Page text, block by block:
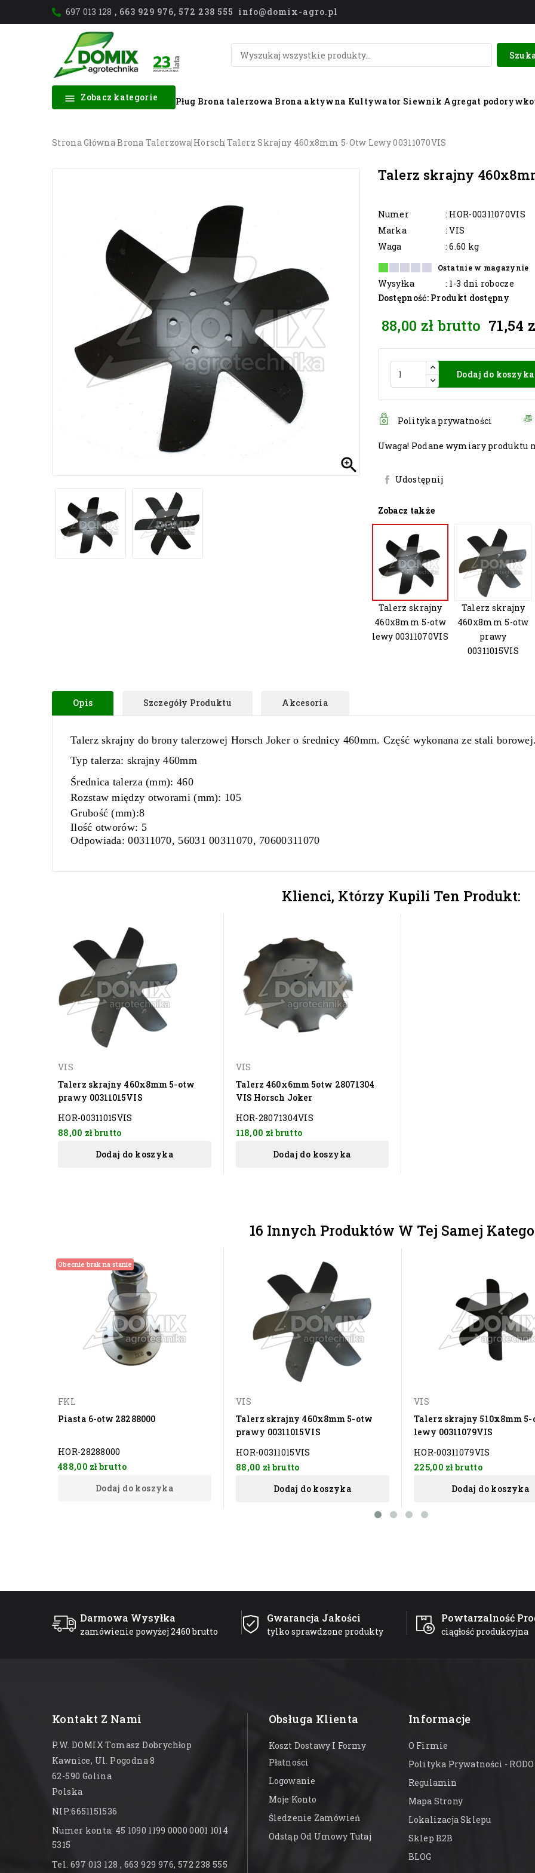
697 013 128 , 663 929 976, 572 238 555 info@domix-agro.pl
 Zobacz kategorie Pług Brona talerzowa Brona aktywna Kultywator Siewnik Agregat
Strona GłównaBrona Talerzowa HorschTalerz Skrajny 460x8mm 5-Otw Lewy 00311070VIS

Talerz skrajny
Numer
: HOR-00311070VIS
Marka
: VIS
Waga
: 6.60 kg
Ostatnie w magazynie
Wysyłka
: 1-3 dni robocze
Dostępność: Produkt dostępny
88,00 zł brutto 71,54
Dodaj do koszyka
Polityka prywatności
Uwaga! Podane wymiary produktu
Zobacz także
Talerz skrajny
460x8mm 5-otw
lewy 00311070VIS
Talerz skrajny
460x8mm 5-otw
prawy
00311015VIS
Udostępnij
Opis Szczegóły Produktu Akcesoria
Talerz skrajny do brony talerzowej Horsch Joker o średnicy 460mm. Część wykonana ze stali
Typ talerza: skrajny 460mm
Średnica talerza (mm): 460
Rozstaw między otworami (mm): 105
Grubość (mm):8
Ilość otworów: 5
Odpowiada: 00311070, 56031 00311070, 70600311070
Klienci, Którzy Kupili Ten Produkt:
VIS
Talerz skrajny 460x8mm 5-otw
prawy 00311015VIS
HOR-00311015VIS
88,00 złbrutto
Dodaj do koszyka
VIS
Talerz 460x6mm 5otw 28071304
VIS Horsch Joker
HOR-28071304VIS
118,00 złbrutto
Dodaj do koszyka
16 Innych Produktów W Tej Samej
Obecnie brak na stanie
FKL
Piasta 6-otw 28288000
HOR-28288000
488,00 złbrutto
Dodaj do koszyka
VIS
Talerz skrajny 460x8mm 5-otw
prawy 00311015VIS
HOR-00311015VIS
88,00 złbrutto
Dodaj do koszyka
VIS
Talerz skrajny 510x8mm
lewy 00311079VIS
HOR-00311079VIS
225,00 złbrutto
Dodaj do koszyka
Darmowa Wysyłka
zamówienie powyżej 2460 brutto
Gwarancja Jakości
tylko sprawdzone produkty
Powtarzalność
ciągłość produkcyjna
Kontakt Z Nami
P.W. DOMIX Tomasz Dobrychłop
Kawnice, Ul. Pogodna 8
62-590 Golina
Polska
NIP:6651151536
Numer konta: 45 1090 1199 0000 0001 1014
5315
Tel. 697 013 128 , 663 929 976, 572 238 555
Obsługa Klienta
Koszt Dostawy I Formy
Płatności
Logowanie
Moje Konto
Śledzenie Zamówień
Odstąp Od Umowy Tutaj
Informacje
O Firmie
Polityka Prywatności - RODO
Regulamin
Mapa Strony
Lokalizacja Sklepu
Sklep B2B
BLOG